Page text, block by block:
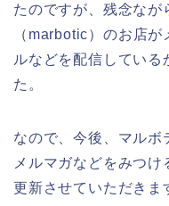
たのですが、残念なが
（marbotic）のお店
ルなどを配信している
た。
なので、今後、マル
メルマガなどをみつ
更新させていただきま